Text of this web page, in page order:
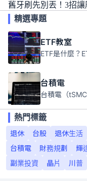
舊牙刷先別丟！3招
精選專題
ETF教室
台積電
熱門標籤
退休
台股 退休生活
台積電
財務規劃 輝
副業投資
晶片 川普